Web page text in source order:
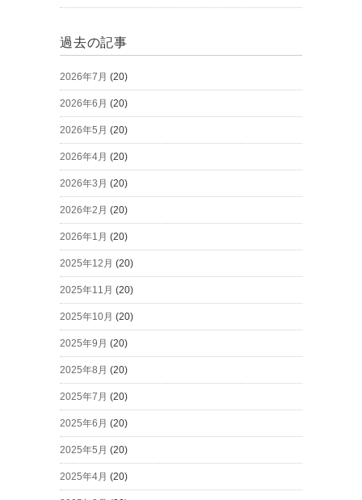
過去の記事
2026年7月 (20)
2026年6月 (20)
2026年5月 (20)
2026年4月 (20)
2026年3月 (20)
2026年2月 (20)
2026年1月 (20)
2025年12月 (20)
2025年11月 (20)
2025年10月 (20)
2025年9月 (20)
2025年8月 (20)
2025年7月 (20)
2025年6月 (20)
2025年5月 (20)
2025年4月 (20)